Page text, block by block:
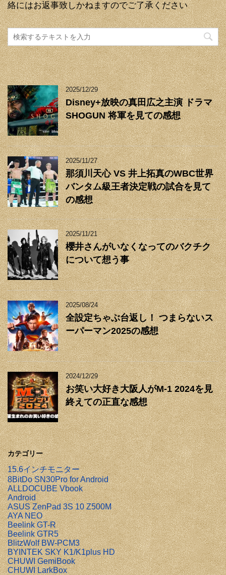
絡にはお返事致しかねますのでご了承ください
2025/12/29
Disney+放映の真田広之主演 ドラマ
SHOGUN 将軍を見ての感想
2025/11/27
那須川天心 VS 井上拓真のWBC世界
バンタム級王者決定戦の試合を見て
の感想
2025/11/21
櫻井さんがいなくなってのバクチク
について想う事
2025/08/24
全設定ちゃぶ台返し！ つまらないス
ーパーマン2025の感想
2024/12/29
お笑い大好き大阪人がM-1 2024を見
終えての正直な感想
カテゴリー
15.6インチモニター
8BitDo SN30Pro for Android
ALLDOCUBE Vbook
Android
ASUS ZenPad 3S 10 Z500M
AYA NEO
Beelink GT-R
Beelink GTR5
BlitzWolf BW-PCM3
BYINTEK SKY K1/K1plus HD
CHUWI GemiBook
CHUWI LarkBox